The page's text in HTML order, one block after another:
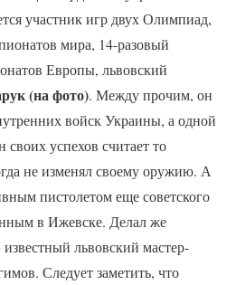
участник игр двух Олимпиад,
мира, 14-разовый
Европы, львовский
(на фото). Между прочим, он
войск Украины, а одной
успехов считает то
не изменял своему оружию. А
пистолетом еще советского
в Ижевске. Делал же
львовский мастер-
Следует заметить, что